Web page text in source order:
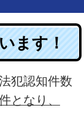
ます！
犯認知件数
となり、